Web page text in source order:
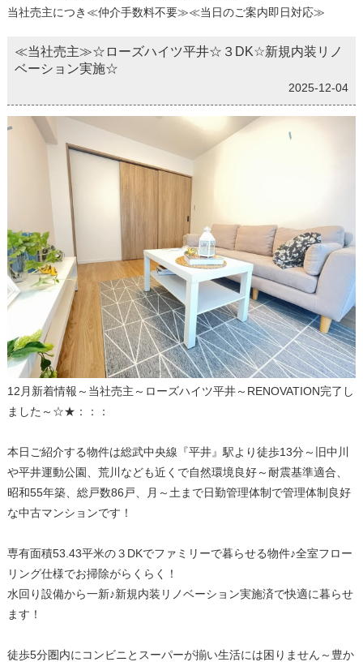
当社売主につき≪仲介手数料不要≫≪当日のご案内即日対応≫
≪当社売主≫☆ローズハイツ平井☆３DK☆新規内装リノ
ベーション実施☆
2025-12-04
12月新着情報～当社売主～ローズハイツ平井～RENOVATION完了し
ました～☆★：：：
本日ご紹介する物件は総武中央線『平井』駅より徒歩13分～旧中川
や平井運動公園、荒川なども近くで自然環境良好～耐震基準適合、
昭和55年築、総戸数86戸、月～土まで日勤管理体制で管理体制良好
な中古マンションです！
専有面積53.43平米の３DKでファミリーで暮らせる物件♪全室フロー
リング仕様でお掃除がらくらく！
水回り設備から一新♪新規内装リノベーション実施済で快適に暮らせ
ます！
徒歩5分圏内にコンビニとスーパーが揃い生活には困りません～豊か